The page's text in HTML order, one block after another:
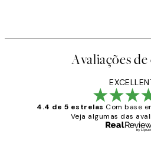
Avaliações
4.4 de 5 estrelas Com base
Veja algumas das